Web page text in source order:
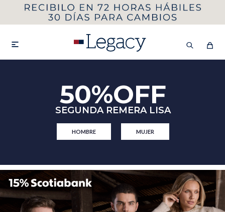

50%OFF
SEGUNDA REMERA LISA
HOMBRE MUJER
MI CUENTA
HASTA 40%OFF SEGUNDA 50%
Remeras Camisas